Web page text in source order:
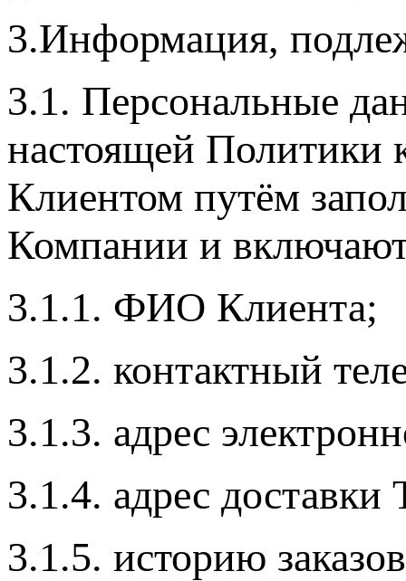
3.Информация,
3.1. Персональные
настоящей Политики
Клиентом путём
Компании и
3.1.1. ФИО Клиента;
3.1.2. контактный
3.1.3. адрес
3.1.4. адрес доставки
3.1.5. историю